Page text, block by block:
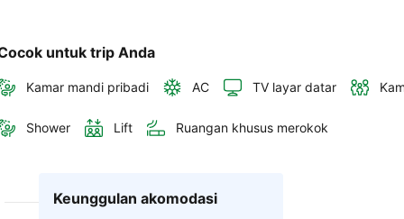
untuk trip Anda
Kamar mandi pribadi AC TV layar datar
Shower Lift Ruangan khusus merokok
Keunggulan akomodasi